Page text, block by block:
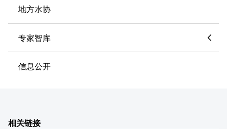
地方水协
专家智库
信息公开
相关链接